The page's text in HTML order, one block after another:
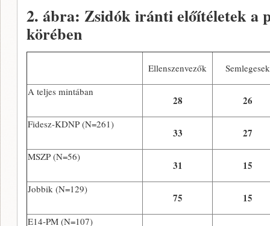
2. ábra: Zsidók iránti előítéletek a
körében
Ellenszenvezők
Semlegesek
A teljes mintában
28 26
Fidesz-KDNP (N=261)
33 27
MSZP (N=56)
31 15
Jobbik (N=129)
75 15
E14-PM (N=107)